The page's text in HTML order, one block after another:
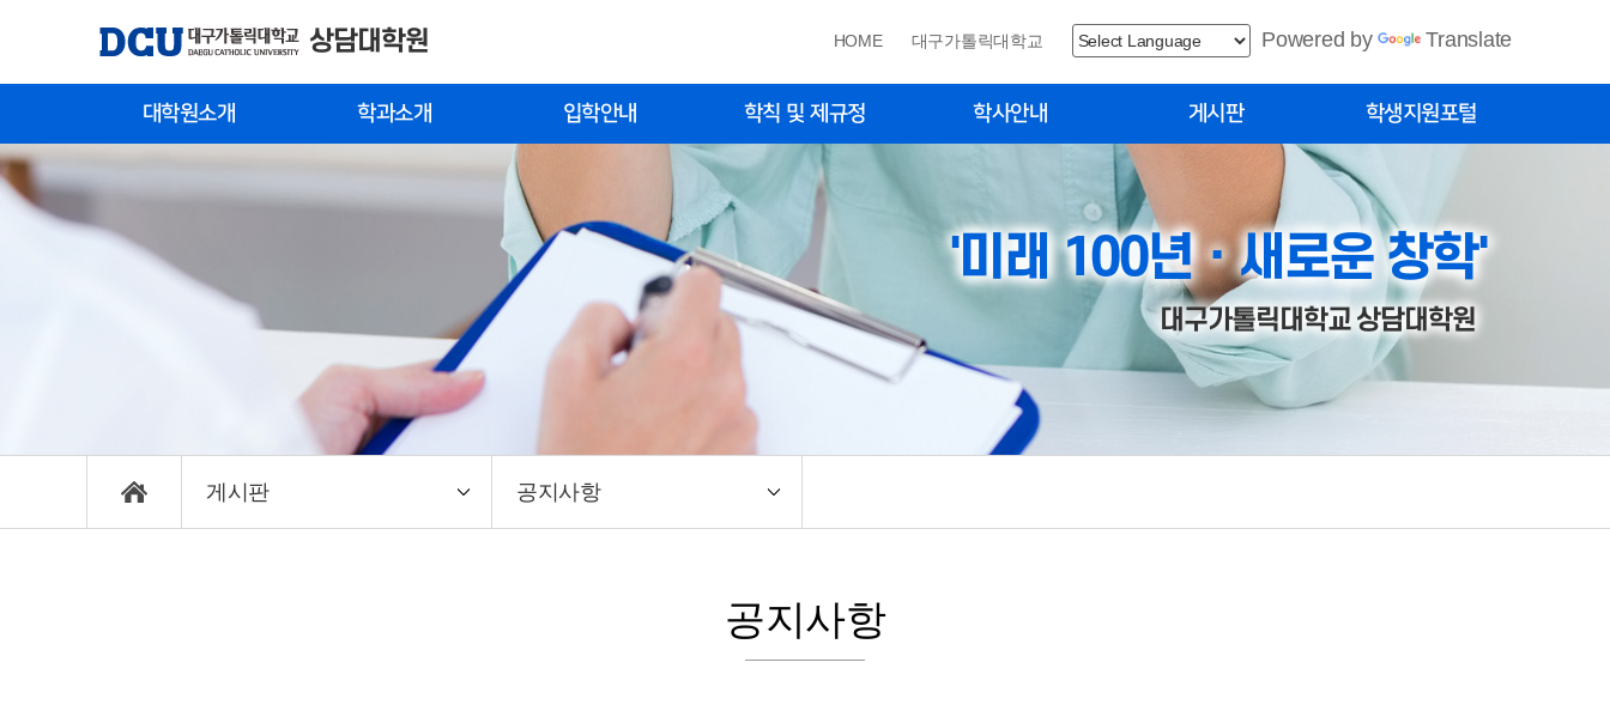
상담대학원 HOME 대구가톨릭대학교 Powered by Translate
대학원소개 학과소개 입학안내 학칙 및 제규정 학사안내 게시판 학생지원포털
교수진
입학자료실(모집요강)
신입학 입시전형
편입학 입시전형
캠퍼스안내도
학칙 및 제규정
수강신청·졸업학점·학생
장학제도
종합시험
학위논문
학위논문대체
양식자료실
공지사항
묻고답하기
'미래 100년ㆍ새로운 창학'
대구가톨릭대학교 상담대학원
게시판 공지사항
공지사항